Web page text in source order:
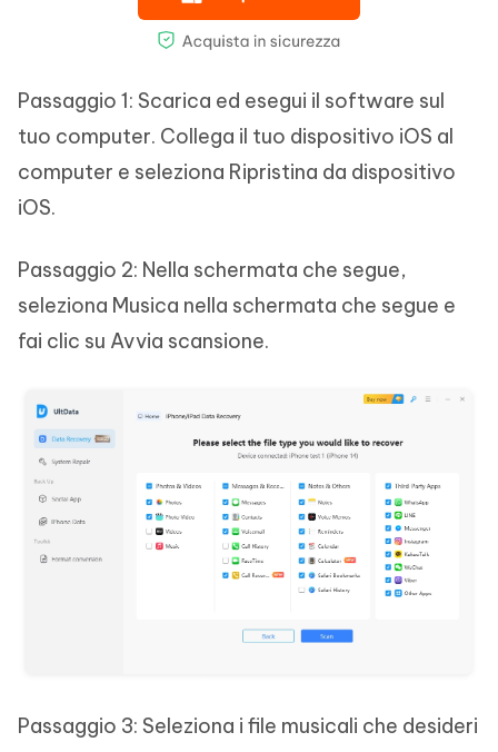
Passaggio 1: Scarica ed esegui il software sul
tuo computer. Collega il tuo dispositivo iOS al
computer e seleziona Ripristina da dispositivo
iOS.
Passaggio 2: Nella schermata che segue,
seleziona Musica nella schermata che segue e
fai clic su Avvia scansione.
Passaggio 3: Seleziona i file musicali che desideri